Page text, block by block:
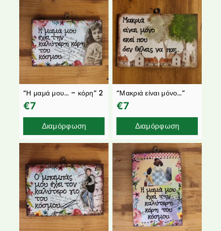
“Η μαμά μου… – κόρη” 2
€7
Διαμόρφωση
“Μακριά είναι μόνο…”
€7
Διαμόρφωση